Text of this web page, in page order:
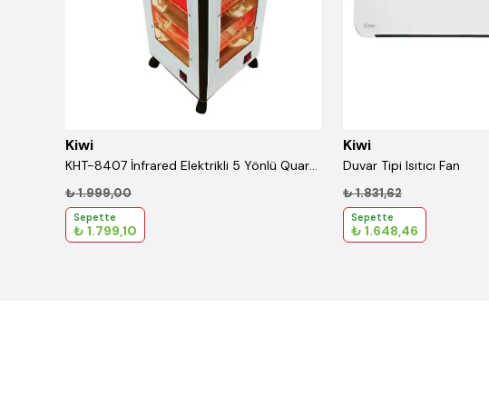
Kiwi
KHT-8407 İnfrared Elektrikli 5 Yönlü Quartz Isıtıcı
₺ 1.999,00
Sepette
₺ 1.799,10
Kiwi
Duvar Tipi Isıtıcı Fan
₺ 1.831,62
Sepette
₺ 1.648,46